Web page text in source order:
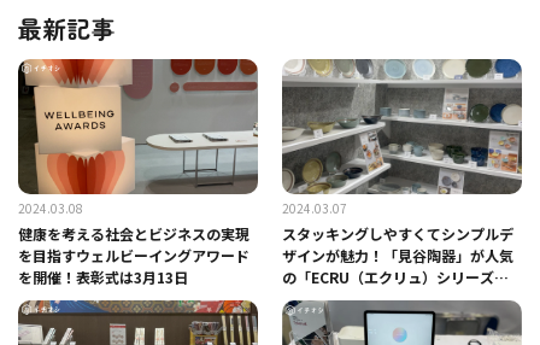
最新記事
2024.03.08
健康を考える社会とビジネスの実現
を目指すウェルビーイングアワード
を開催！表彰式は3月13日
2024.03.07
スタッキングしやすくてシンプルデ
ザインが魅力！「見谷陶器」が人気
の「ECRU（エクリュ）シリーズ」
を展示